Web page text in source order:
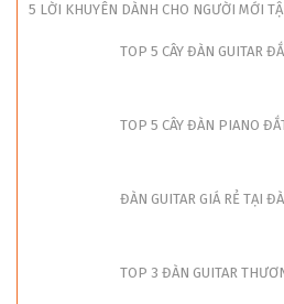
5 LỜI KHUYÊN DÀNH CHO NGƯỜI MỚI
TOP 5 CÂY ĐÀN GUITAR
TOP 5 CÂY ĐÀN PIANO
ĐÀN GUITAR GIÁ RẺ TẠI
TOP 3 ĐÀN GUITAR